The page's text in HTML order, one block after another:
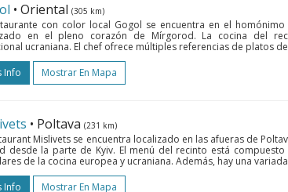
• Oriental (305 km)
con color local Gogol se encuentra en el
en el pleno corazón de Mírgorod. La cocina del
ucraniana. El chef ofrece múltiples referencias de platos
Info
Mostrar En Mapa
• Poltava (231 km)
Mislivets se encuentra localizado en las afueras de
desde la parte de Kyiv. El menú del recinto está
de la cocina europea y ucraniana. Además, hay una
Info
Mostrar En Mapa